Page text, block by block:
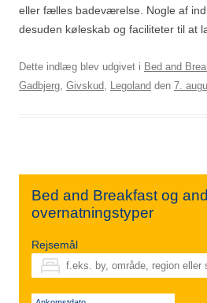
eller fælles badeværelse. Nogle af
desuden køleskab og faciliteter til at
Dette indlæg blev udgivet i Bed and
Gadbjerg Givskud Legoland den 7.
Bed and Breakfast og
overnatningstyper
Rejsemål